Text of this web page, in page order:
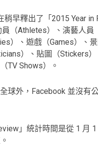
稍早釋出了「2015 Year in
員（Athletes）、演藝人員
）、遊戲（Games）、
）、貼圖（Stickers
TV Shows）。
球外，Facebook 並沒有
」統計時間是從 1 月